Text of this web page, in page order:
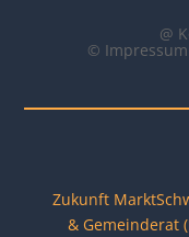
@
©
Zukunft
& Gemeinderat